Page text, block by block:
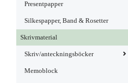
Presentpapper
Silkespapper, Band & Rosetter
Skrivmaterial
Skriv/anteckningsböcker
Memoblock